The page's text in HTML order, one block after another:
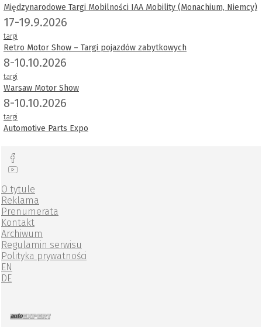
Międzynarodowe Targi Mobilności IAA Mobility (Monachium, Niemcy)
17-19.9.2026
targi
Retro Motor Show – Targi pojazdów zabytkowych
8-10.10.2026
targi
Warsaw Motor Show
8-10.10.2026
targi
Automotive Parts Expo
O tytule
Reklama
Prenumerata
Kontakt
Archiwum
Regulamin serwisu
Polityka prywatności
EN
DE